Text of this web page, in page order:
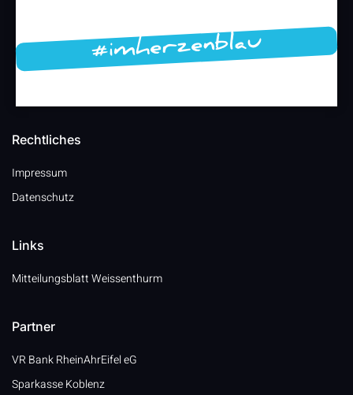
Partner
VR Bank RheinAhrEifel eG
Sparkasse Koblenz
Links
Mitteilungsblatt Weissenthurm
Rechtliches
Impressum
Datenschutz
#imherzenblau